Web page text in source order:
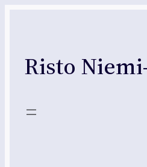
Risto